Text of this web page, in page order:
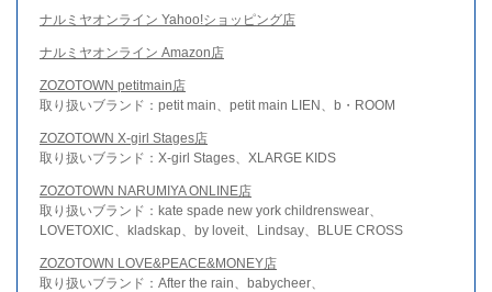
ナルミヤオンライン Yahoo!ショッピング店
ナルミヤオンライン Amazon店
ZOZOTOWN petitmain店
取り扱いブランド：petit main、petit main LIEN、b・ROOM
ZOZOTOWN X-girl Stages店
取り扱いブランド：X-girl Stages、XLARGE KIDS
ZOZOTOWN NARUMIYA ONLINE店
取り扱いブランド：kate spade new york childrenswear、
LOVETOXIC、kladskap、by loveit、Lindsay、BLUE CROSS
ZOZOTOWN LOVE&PEACE&MONEY店
取り扱いブランド：After the rain、babycheer、